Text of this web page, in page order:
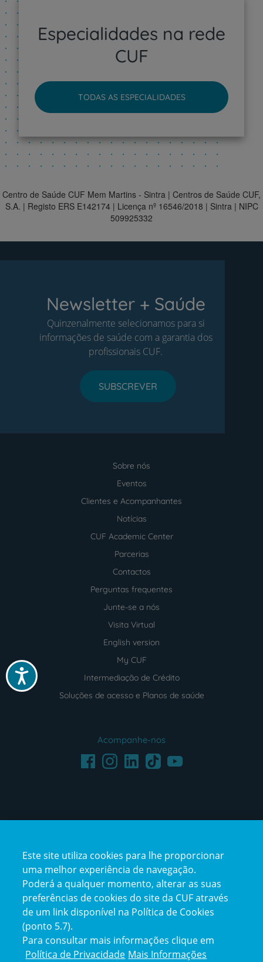
Acessibilidade
Especialidades na rede
CUF
TODAS AS ESPECIALIDADES
Centro de Saúde CUF Mem Martins - Sintra | Centros de Saúde CUF,
S.A. | Registo ERS E142174 | Licença nº 16546/2018 | Sintra | NIPC
509925332
Newsletter + Saúde
Quinzenalmente selecionamos para si
informações de saúde com a garantia dos
profissionais CUF.
SUBSCREVER
Sobre nós
Eventos
Clientes e Acompanhantes
Notícias
CUF Academic Center
Parcerias
Contactos
Perguntas frequentes
Junte-se a nós
Visita Virtual
English version
My CUF
Intermediação de Crédito
Soluções de acesso e Planos de saúde
Acompanhe-nos
FacebookInstagramLinkedInTikTokYoutube
Reclamações
e
Este site utiliza cookies para lhe proporcionar
uma melhor experiência de navegação.
Poderá a qualquer momento, alterar as suas
preferências de cookies do site da CUF através
de um link disponível na Política de Cookies
(ponto 5.7).
Para consultar mais informações clique em
Política de Privacidade Mais Informações